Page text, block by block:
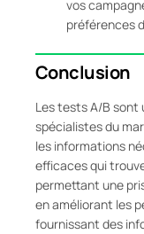
vos
préférences
Conclusion
Les tests A/B sont
spécialistes du
les informations
efficaces qui
permettant une
en améliorant les
fournissant des